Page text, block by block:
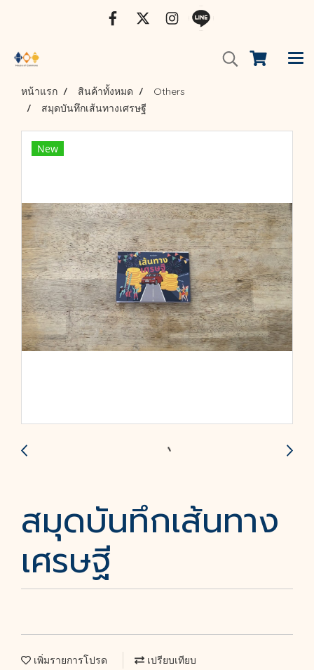
หน้าแรก สินค้าทั้งหมด
Others
สมุดบันทึกเส้นทางเศรษฐี
New
สมุดบันทึกเส้นทาง
เศรษฐี
เพิ่มรายการโปรด เปรียบเทียบ